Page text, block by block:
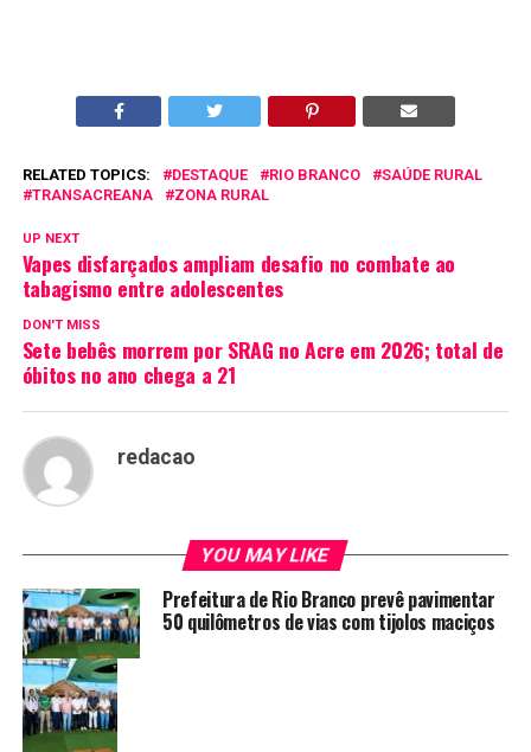
RELATED TOPICS: DESTAQUE RIO BRANCO
SAÚDE RURAL
TRANSACREANA
ZONA RURAL
UP NEXT
Vapes disfarçados ampliam desafio no combate ao
tabagismo entre adolescentes
DON'T MISS
Sete bebês morrem por SRAG no Acre em 2026; total de
óbitos no ano chega a 21
redacao
YOU MAY LIKE
Prefeitura de Rio Branco prevê pavimentar
50 quilômetros de vias com tijolos maciços